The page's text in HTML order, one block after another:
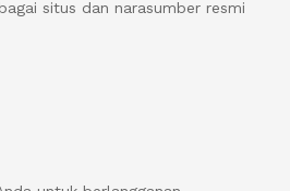
situs dan narasumber resmi